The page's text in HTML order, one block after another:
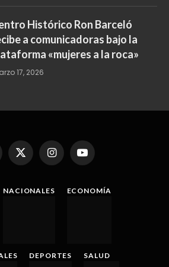
Histórico Ron Barceló
a comunicadoras bajo la
«mujeres a la roca»
17, 2026
X
InstagramYouTube
NACIONALES ECONOMÍA
DEPORTES SALUD